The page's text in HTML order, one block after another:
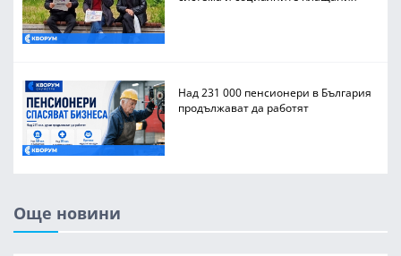
Над 231 000 пенсионери в България
продължават да работят
Още новини